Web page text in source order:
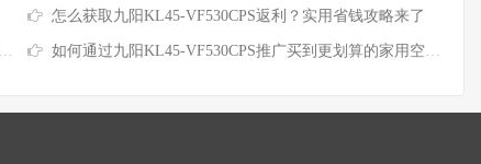
怎么获取九阳KL45-VF530CPS返利？实用省钱攻略来了
如何通过九阳KL45-VF530CPS推广买到更划算的家用空气炸锅